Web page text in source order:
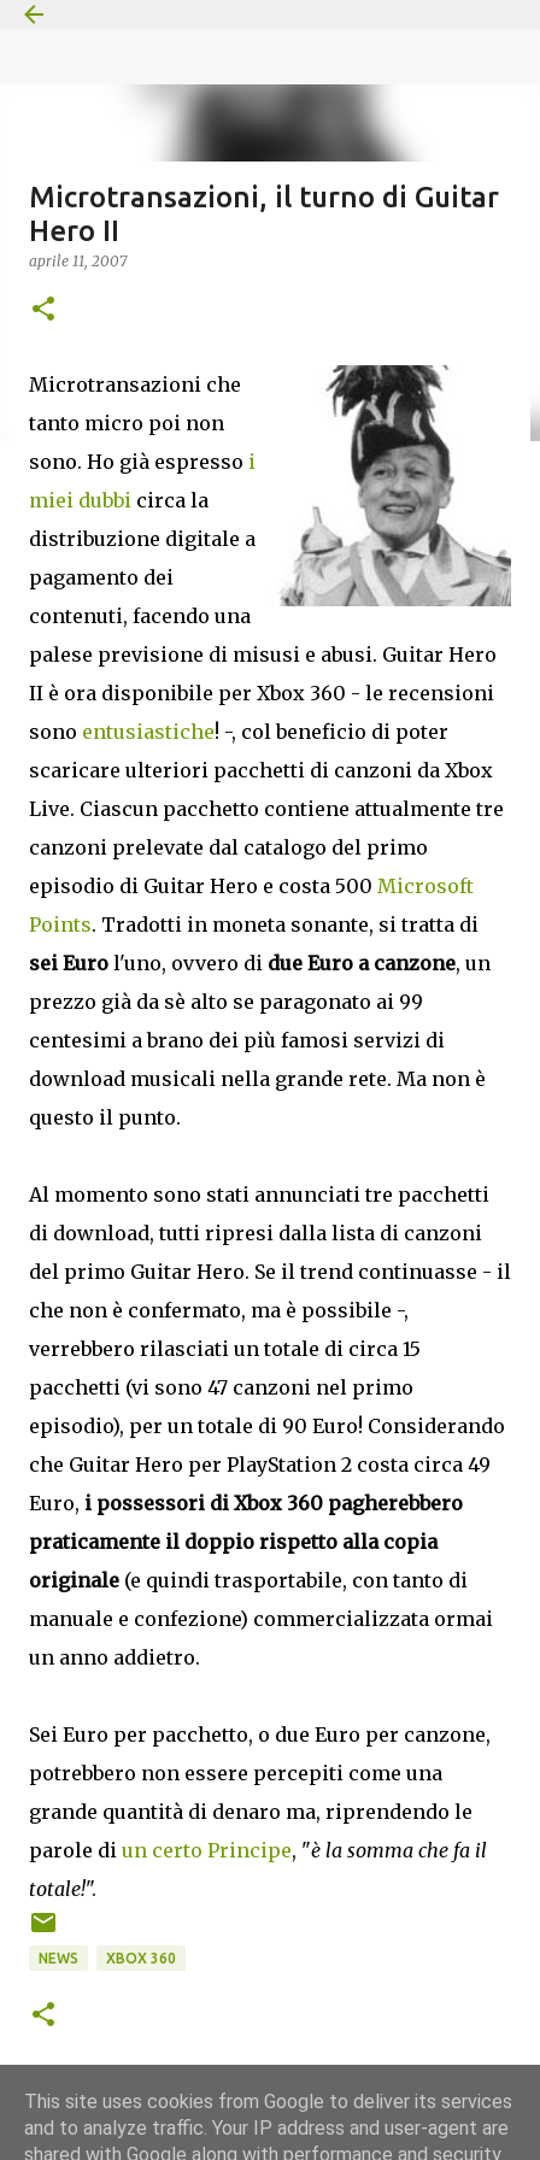
Microtransazioni, il turno di Guitar
Hero II
aprile 11, 2007
Microtransazioni che
tanto micro poi non
sono. Ho già espresso i
miei dubbi circa la
distribuzione digitale a
pagamento dei
contenuti, facendo una
palese previsione di misusi e abusi. Guitar Hero
II è ora disponibile per Xbox 360 - le recensioni
sono entusiastiche! -, col beneficio di poter
scaricare ulteriori pacchetti di canzoni da Xbox
Live. Ciascun pacchetto contiene attualmente tre
canzoni prelevate dal catalogo del primo
episodio di Guitar Hero e costa 500 Microsoft
Points. Tradotti in moneta sonante, si tratta di
sei Euro l'uno, ovvero di due Euro a canzone, un
prezzo già da sè alto se paragonato ai 99
centesimi a brano dei più famosi servizi di
download musicali nella grande rete. Ma non è
questo il punto.
Al momento sono stati annunciati tre pacchetti
di download, tutti ripresi dalla lista di canzoni
del primo Guitar Hero. Se il trend continuasse - il
che non è confermato, ma è possibile -,
verrebbero rilasciati un totale di circa 15
pacchetti (vi sono 47 canzoni nel primo
episodio), per un totale di 90 Euro! Considerando
che Guitar Hero per PlayStation 2 costa circa 49
Euro, i possessori di Xbox 360 pagherebbero
praticamente il doppio rispetto alla copia
originale (e quindi trasportabile, con tanto di
manuale e confezione) commercializzata ormai
un anno addietro.
Sei Euro per pacchetto, o due Euro per canzone,
potrebbero non essere percepiti come una
grande quantità di denaro ma, riprendendo le
parole di un certo Principe, "è la somma che fa il
totale!".
NEWS XBOX 360
This site uses cookies from Google to deliver its services
and to analyze traffic. Your IP address and user-agent are
shared with Google along with performance and security